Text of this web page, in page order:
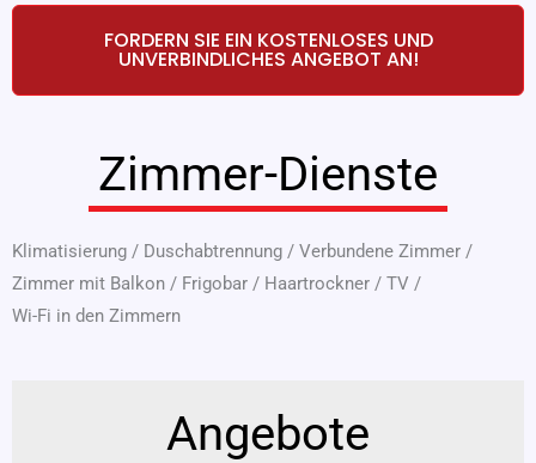
FORDERN SIE EIN KOSTENLOSES UND
UNVERBINDLICHES ANGEBOT AN!
Zimmer-Dienste
Klimatisierung / Duschabtrennung / Verbundene Zimmer /
Zimmer mit Balkon / Frigobar / Haartrockner / TV /
Wi-Fi in den Zimmern
Angebote